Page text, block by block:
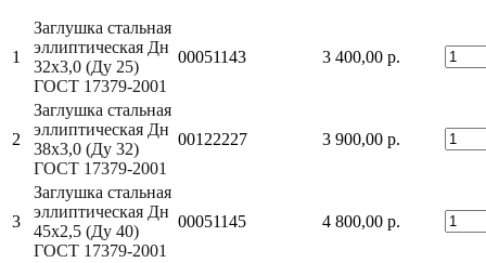
1
Заглушка стальная
эллиптическая Дн
32х3,0 (Ду 25)
ГОСТ 17379-2001
00051143 3 400,00 р.
2
Заглушка стальная
эллиптическая Дн
38х3,0 (Ду 32)
ГОСТ 17379-2001
00122227 3 900,00 р.
3
Заглушка стальная
эллиптическая Дн
45х2,5 (Ду 40)
ГОСТ 17379-2001
00051145 4 800,00 р.